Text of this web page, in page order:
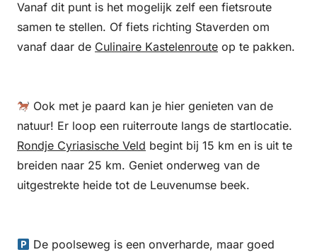
Vanaf dit punt is het mogelijk zelf een fietsroute
samen te stellen. Of fiets richting Staverden om
vanaf daar de Culinaire Kastelenroute op te pakken.
Ook met je paard kan je hier genieten van de
natuur! Er loop een ruiterroute langs de startlocatie.
Rondje Cyriasische Veld begint bij 15 km en is uit te
breiden naar 25 km. Geniet onderweg van de
uitgestrekte heide tot de Leuvenumse beek.
De poolseweg is een onverharde, maar goed